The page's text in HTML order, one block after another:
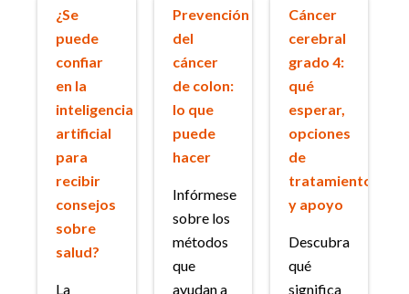
¿Se
puede
confiar
en la
inteligencia
artificial
para
recibir
consejos
sobre
salud?
La
Prevención
del
cáncer
de colon:
lo que
puede
hacer
Infórmese
sobre los
métodos
que
ayudan a
Cáncer
cerebral
grado 4:
qué
esperar,
opciones
de
tratamiento
y apoyo
Descubra
qué
significa